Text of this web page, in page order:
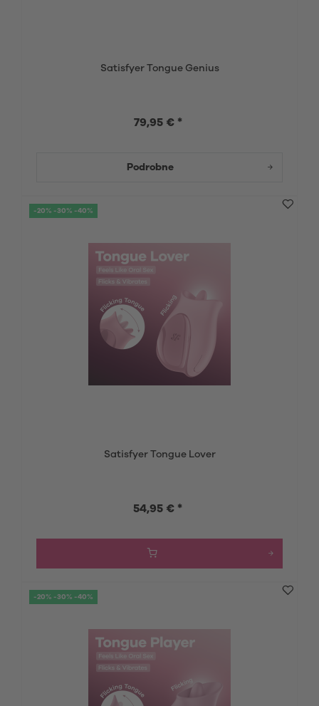
Satisfyer Tongue Genius
79,95 € *
Podrobne
-20% -30% -40%
Satisfyer Tongue Lover
54,95 € *
-20% -30% -40%